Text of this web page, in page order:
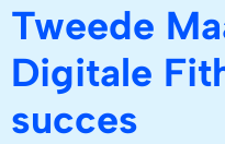
Tweede
Digitale
succes